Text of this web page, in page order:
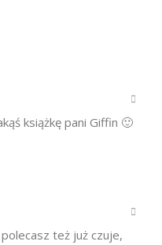
książkę pani Giffin 🙂
też już czuje,